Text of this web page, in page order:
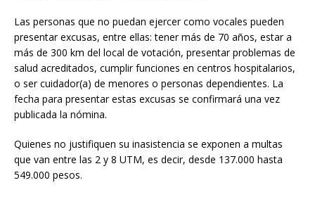
Las personas que no puedan ejercer como vocales pueden
presentar excusas, entre ellas: tener más de 70 años, estar a
más de 300 km del local de votación, presentar problemas de
salud acreditados, cumplir funciones en centros hospitalarios,
o ser cuidador(a) de menores o personas dependientes. La
fecha para presentar estas excusas se confirmará una vez
publicada la nómina.
Quienes no justifiquen su inasistencia se exponen a multas
que van entre las 2 y 8 UTM, es decir, desde 137.000 hasta
549.000 pesos.